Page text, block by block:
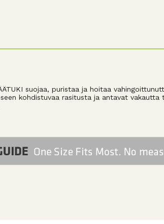
suojaa, puristaa ja hoitaa
kohdistuvaa rasitusta ja antavat vakautta